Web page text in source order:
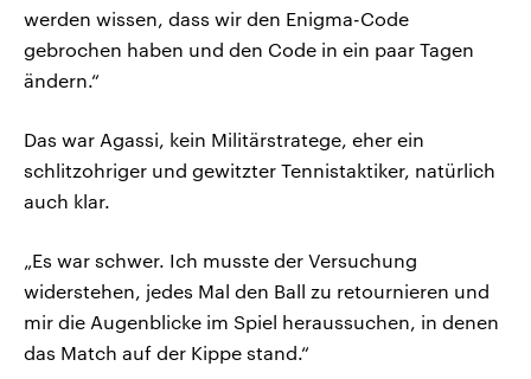
werden wissen, dass wir den Enigma-Code
gebrochen haben und den Code in ein paar Tagen
ändern.“
Das war Agassi, kein Militärstratege, eher ein
schlitzohriger und gewitzter Tennistaktiker, natürlich
auch klar.
„Es war schwer. Ich musste der Versuchung
widerstehen, jedes Mal den Ball zu retournieren und
mir die Augenblicke im Spiel heraussuchen, in denen
das Match auf der Kippe stand.“